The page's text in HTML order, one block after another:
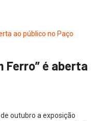
Ferro” é aberta
outubro a exposição